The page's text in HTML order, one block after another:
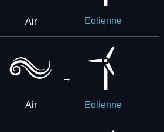
Air Eolienne
Air
→
Eolienne